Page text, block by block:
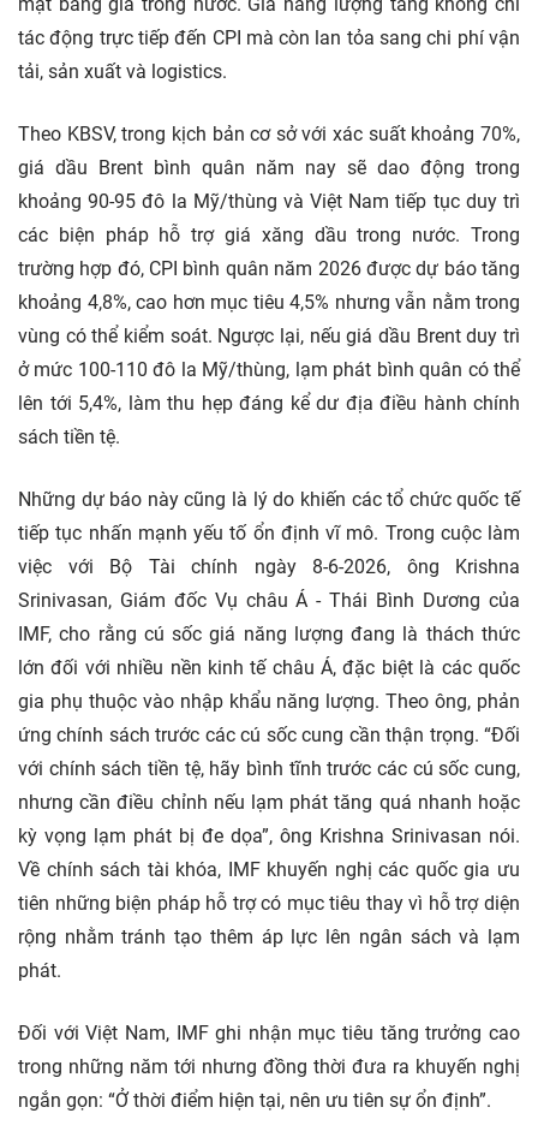
mặt bằng giá trong nước. Giá năng lượng tăng không chỉ
tác động trực tiếp đến CPI mà còn lan tỏa sang chi phí vận
tải, sản xuất và logistics.
Theo KBSV, trong kịch bản cơ sở với xác suất khoảng 70%,
giá dầu Brent bình quân năm nay sẽ dao động trong
khoảng 90-95 đô la Mỹ/thùng và Việt Nam tiếp tục duy trì
các biện pháp hỗ trợ giá xăng dầu trong nước. Trong
trường hợp đó, CPI bình quân năm 2026 được dự báo tăng
khoảng 4,8%, cao hơn mục tiêu 4,5% nhưng vẫn nằm trong
vùng có thể kiểm soát. Ngược lại, nếu giá dầu Brent duy trì
ở mức 100-110 đô la Mỹ/thùng, lạm phát bình quân có thể
lên tới 5,4%, làm thu hẹp đáng kể dư địa điều hành chính
sách tiền tệ.
Những dự báo này cũng là lý do khiến các tổ chức quốc tế
tiếp tục nhấn mạnh yếu tố ổn định vĩ mô. Trong cuộc làm
việc với Bộ Tài chính ngày 8-6-2026, ông Krishna
Srinivasan, Giám đốc Vụ châu Á - Thái Bình Dương của
IMF, cho rằng cú sốc giá năng lượng đang là thách thức
lớn đối với nhiều nền kinh tế châu Á, đặc biệt là các quốc
gia phụ thuộc vào nhập khẩu năng lượng. Theo ông, phản
ứng chính sách trước các cú sốc cung cần thận trọng. “Đối
với chính sách tiền tệ, hãy bình tĩnh trước các cú sốc cung,
nhưng cần điều chỉnh nếu lạm phát tăng quá nhanh hoặc
kỳ vọng lạm phát bị đe dọa”, ông Krishna Srinivasan nói.
Về chính sách tài khóa, IMF khuyến nghị các quốc gia ưu
tiên những biện pháp hỗ trợ có mục tiêu thay vì hỗ trợ diện
rộng nhằm tránh tạo thêm áp lực lên ngân sách và lạm
phát.
Đối với Việt Nam, IMF ghi nhận mục tiêu tăng trưởng cao
trong những năm tới nhưng đồng thời đưa ra khuyến nghị
ngắn gọn: “Ở thời điểm hiện tại, nên ưu tiên sự ổn định”.